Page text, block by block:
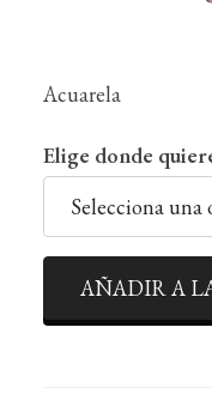
Acuarela
Elige donde
AÑADIR A